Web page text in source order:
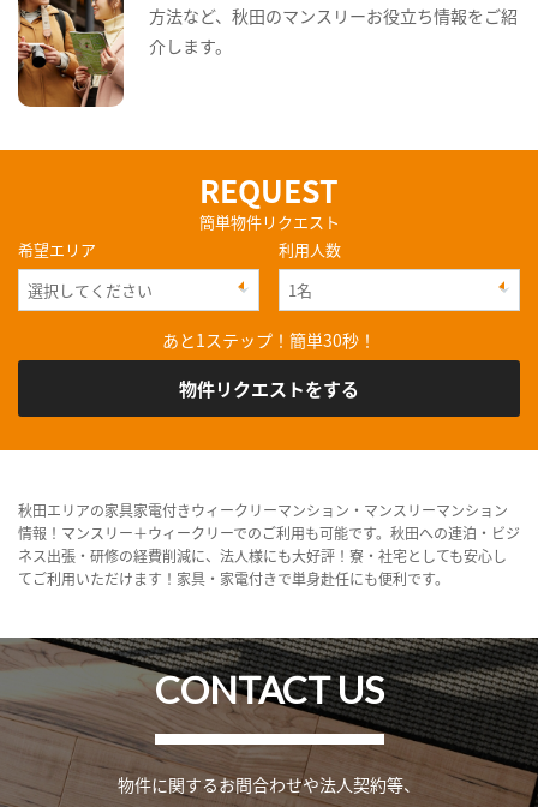
方法など、秋田のマンスリーお役立ち情報をご紹
介します。
REQUEST
簡単物件リクエスト
希望エリア
利用人数
あと1ステップ！簡単30秒！
物件リクエストをする
秋田エリアの家具家電付きウィークリーマンション・マンスリーマンション
情報！マンスリー＋ウィークリーでのご利用も可能です。秋田への連泊・ビジ
ネス出張・研修の経費削減に、法人様にも大好評！寮・社宅としても安心し
てご利用いただけます！家具・家電付きで単身赴任にも便利です。
CONTACT US
物件に関するお問合わせや法人契約等、